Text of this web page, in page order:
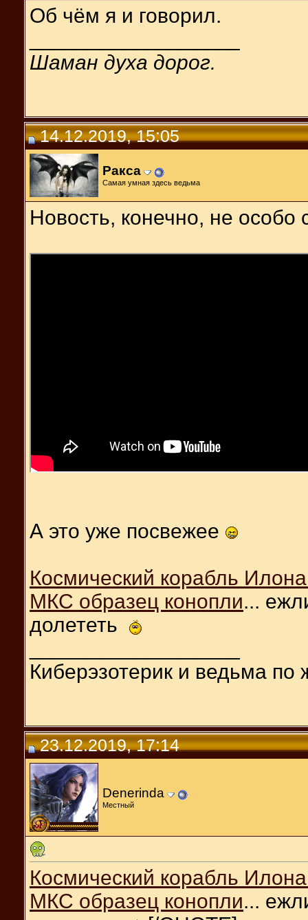
Об чём я и говорил.
Шаман духа дорог.
14.12.2019, 15:05
Ракса
Самая умная здесь ведьма
Новость, конечно, не особо
А это уже посвежее
Космический корабль
МКС образец конопли...
долететь
Киберэзотерик и ведьма по
23.12.2019, 17:14
Denerinda
Местный
Космический корабль
МКС образец конопли...